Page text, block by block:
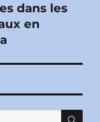
dans les
en